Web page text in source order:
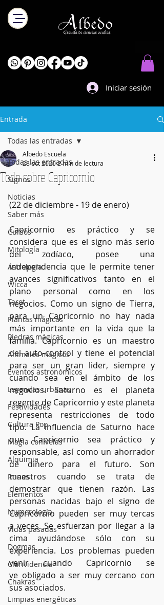
Iniciar sesión
Entrada
Todas las entradas
Signos
Noticias
Saber más
Cursos
Mitología
Astrología
Wicca
Tarot
Plantas mágicas
Piedras mágicas
Animales mágicos
Eventos astronómicos
Leyendas urbanas
Festividades
Cultura Pop
Magia con velas
Alquimia
Runas
Elementos
Numerología
Vidas pasadas
Dogmas
Clarividencia
Chakras
Limpias energéticas
Todas las entradas
Todo sobre Capricornio
Albedo Escuela
28 oct 20202 min de lectura
(22 de diciembre - 19 de enero)
Capricornio es práctico y se
considera que es el signo más serio
del zodíaco, posee una
independencia que le permite tener
avances significativos tanto en el
plano personal como en los
negocios. Como un signo de Tierra,
para un Capricornio no hay nada
más importante en la vida que la
familia. Capricornio es un maestro
del auto-control y tiene el potencial
para ser un gran lider, siempre y
cuando sea en el ámbito de los
negocios. Saturno es el planeta
regente de Capricornio y este planeta
representa restricciones de todo
tipo. La influencia de Saturno hace
que Capricornio sea práctico y
responsable, así como un ahorrador
de dinero para el futuro. Son
maestros cuando se trata de
demostrar que tienen razón. Las
personas nacidas bajo el signo de
Capricornio pueden ser muy tercas
a veces. Se esfuerzan por llegar a la
cima ayudándose sólo con su
experiencia. Los problemas pueden
venir cuando Capricornio se
ve obligado a ser muy cercano con
sus asociados.